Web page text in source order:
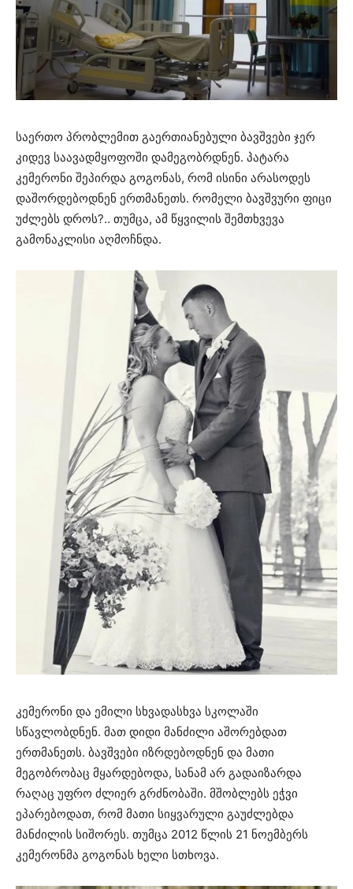
საერთო პრობლემით გაერთიანებული ბავშვები ჯერ
კიდევ საავადმყოფოში დამეგობრდნენ. პატარა
კემერონი შეპირდა გოგონას, რომ ისინი არასოდეს
დაშორდებოდნენ ერთმანეთს. რომელი ბავშვური ფიცი
უძლებს დროს?.. თუმცა, ამ წყვილის შემთხვევა
გამონაკლისი აღმოჩნდა.
კემერონი და ემილი სხვადასხვა სკოლაში
სწავლობდნენ. მათ დიდი მანძილი აშორებდათ
ერთმანეთს. ბავშვები იზრდებოდნენ და მათი
მეგობრობაც მყარდებოდა, სანამ არ გადაიზარდა
რაღაც უფრო ძლიერ გრძნობაში. მშობლებს ეჭვი
ეპარებოდათ, რომ მათი სიყვარული გაუძლებდა
მანძილის სიშორეს. თუმცა 2012 წლის 21 ნოემბერს
კემერონმა გოგონას ხელი სთხოვა.